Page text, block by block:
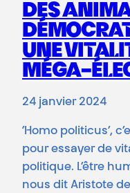
DES
UNE
MÉGA-
24 janvier 2024
‘Homo politicus’,
pour essayer de
politique. L’être
nous dit Aristote